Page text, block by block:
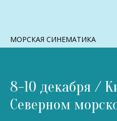
МОРСКАЯ СИНЕМАТИКА
8-10 декабря /
Северном